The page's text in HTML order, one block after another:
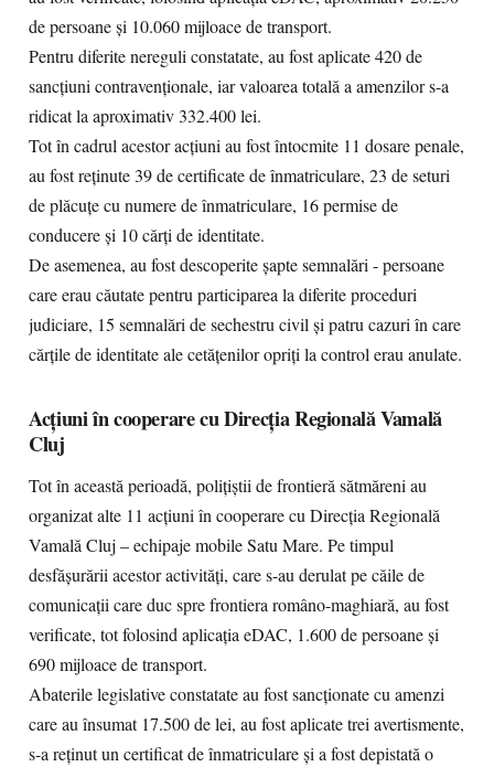
de persoane și 10.060 mijloace de transport.
Pentru diferite nereguli constatate, au fost aplicate 420 de
sancțiuni contravenționale, iar valoarea totală a amenzilor s-a
ridicat la aproximativ 332.400 lei.
Tot în cadrul acestor acțiuni au fost întocmite 11 dosare penale,
au fost reținute 39 de certificate de înmatriculare, 23 de seturi
de plăcuțe cu numere de înmatriculare, 16 permise de
conducere și 10 cărți de identitate.
De asemenea, au fost descoperite șapte semnalări - persoane
care erau căutate pentru participarea la diferite proceduri
judiciare, 15 semnalări de sechestru civil și patru cazuri în care
cărțile de identitate ale cetățenilor opriți la control erau anulate.
Acțiuni în cooperare cu Direcția Regională Vamală
Cluj
Tot în această perioadă, polițiștii de frontieră sătmăreni au
organizat alte 11 acțiuni în cooperare cu Direcția Regională
Vamală Cluj – echipaje mobile Satu Mare. Pe timpul
desfășurării acestor activități, care s-au derulat pe căile de
comunicații care duc spre frontiera româno-maghiară, au fost
verificate, tot folosind aplicația eDAC, 1.600 de persoane și
690 mijloace de transport.
Abaterile legislative constatate au fost sancționate cu amenzi
care au însumat 17.500 de lei, au fost aplicate trei avertismente,
s-a reținut un certificat de înmatriculare și a fost depistată o